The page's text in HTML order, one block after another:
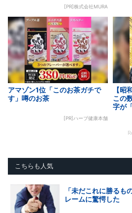
[PR]株式会社MURA
アマゾン1位「このお茶ガチで
す」噂のお茶
[PR]ハーブ健康本舗
【昭
この
字が
こちらも人気
「未だこれに勝るも
レームに驚愕した